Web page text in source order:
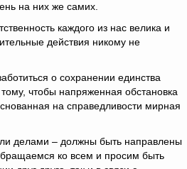
на них же самих.
каждого из нас велика и
действия никому не
о сохранении единства
чтобы напряженная обстановка
на справедливости мирная
делами – должны быть направлены
ко всем и просим быть